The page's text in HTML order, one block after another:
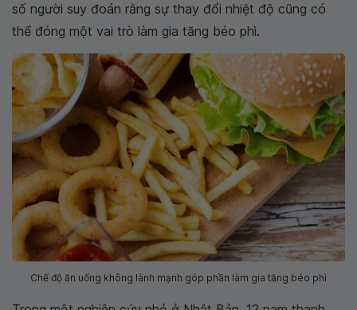
số người suy đoán rằng sự thay đổi nhiệt độ cũng có
thể đóng một vai trò làm gia tăng béo phì.
Chế độ ăn uống không lành mạnh góp phần làm gia tăng béo phì